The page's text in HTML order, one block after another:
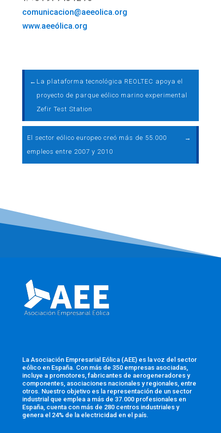
comunicacion@aeeolica.org
www.aeeólica.org
← La plataforma tecnológica REOLTEC apoya el
proyecto de parque eólico marino experimental
Zefir Test Station
El sector eólico europeo creó más de 55.000
empleos entre 2007 y 2010
→
La Asociación Empresarial Eólica (AEE) es la voz del sector
eólico en España. Con más de 350 empresas asociadas,
incluye a promotores, fabricantes de aerogeneradores y
componentes, asociaciones nacionales y regionales, entre
otros. Nuestro objetivo es la representación de un sector
industrial que emplea a más de 37.000 profesionales en
España, cuenta con más de 280 centros industriales y
genera el 24% de la electricidad en el país.